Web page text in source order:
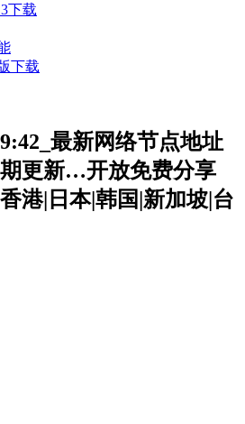
3下载
下载
最新网络节点地址
更新…开放免费分享
港|日本|韩国|新加坡|台